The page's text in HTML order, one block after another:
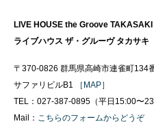
LIVE HOUSE the Groove TAKASAKI
ライブハウス ザ・グルーヴ タカサキ
〒370-0826 群馬県高崎市連雀町134
サファリビルB1
［MAP］
TEL：027-387-0895（平日15:00〜
Mail： こちらのフォームからどうぞ